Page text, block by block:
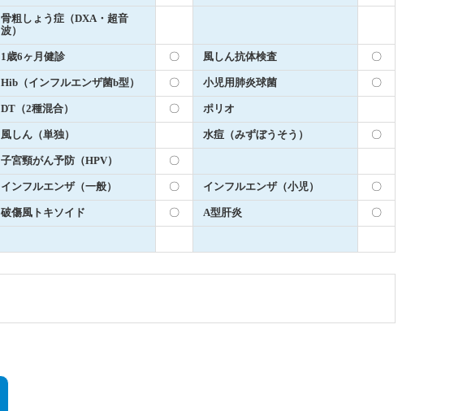
骨粗しょう症（DXA・超音
波）
1歳6ヶ月健診 〇 風しん抗体検査 〇
Hib（インフルエンザ菌b型） 〇 小児用肺炎球菌 〇
DT（2種混合） 〇 ポリオ
風しん（単独） 水痘（みずぼうそう） 〇
子宮頸がん予防（HPV） 〇
インフルエンザ（一般） 〇 インフルエンザ（小児） 〇
破傷風トキソイド 〇 A型肝炎 〇